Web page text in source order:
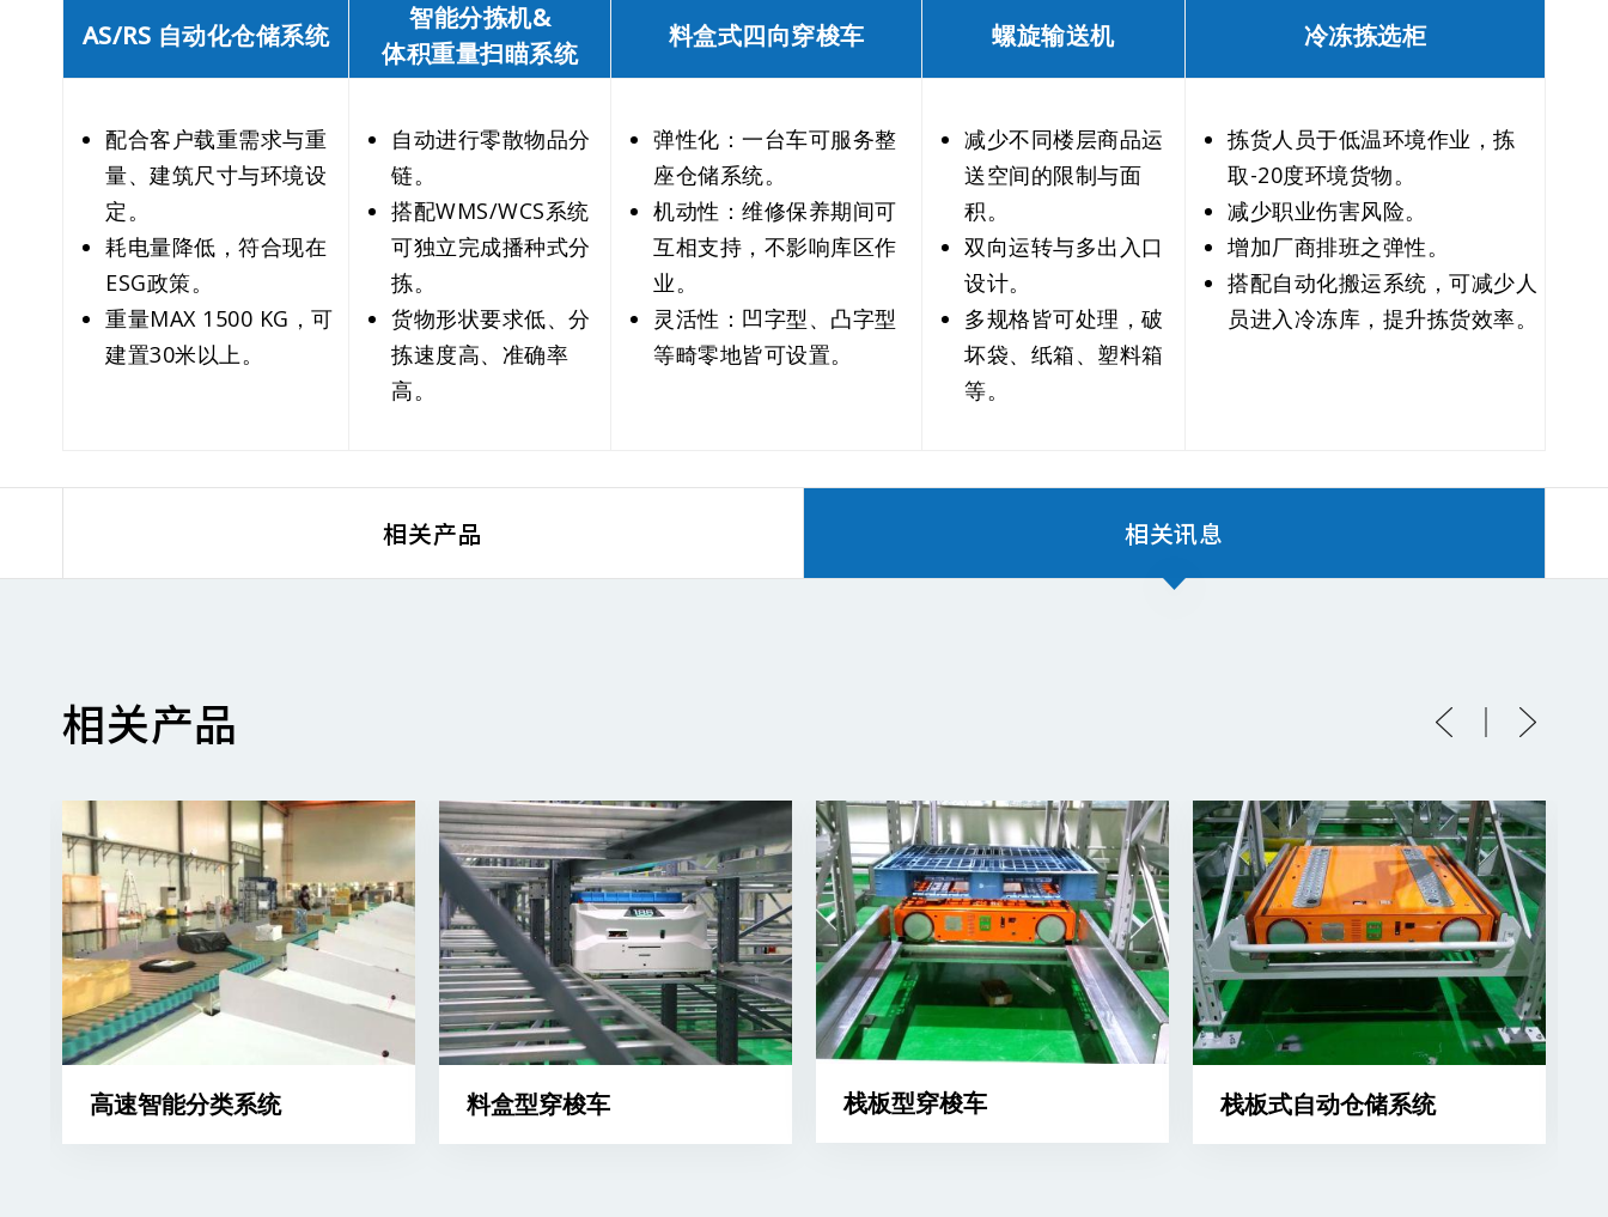
AS/RS 自动化仓储系统
智能分拣机&
体积重量扫瞄系统
料盒式四向穿梭车 螺旋输送机 冷冻拣选柜
配合客户载重需求与重
量、建筑尺寸与环境设
定。
耗电量降低，符合现在
ESG政策。
重量MAX 1500 KG，可
建置30米以上。
自动进行零散物品分
链。
搭配WMS/WCS系统
可独立完成播种式分
拣。
货物形状要求低、分
拣速度高、准确率
高。
弹性化：一台车可服务整
座仓储系统。
机动性：维修保养期间可
互相支持，不影响库区作
业。
灵活性：凹字型、凸字型
等畸零地皆可设置。
减少不同楼层商品运
送空间的限制与面
积。
双向运转与多出入口
设计。
多规格皆可处理，破
坏袋、纸箱、塑料箱
等。
拣货人员于低温环境作业，拣
取-20度环境货物。
减少职业伤害风险。
增加厂商排班之弹性。
搭配自动化搬运系统，可减少人
员进入冷冻库，提升拣货效率。
相关产品 相关讯息
相关产品
高速智能分类系统 料盒型穿梭车 栈板型穿梭车 栈板式自动仓储系统